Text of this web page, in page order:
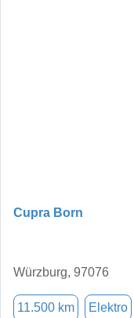
Cupra Born
Würzburg, 97076
11.500 km Elektro